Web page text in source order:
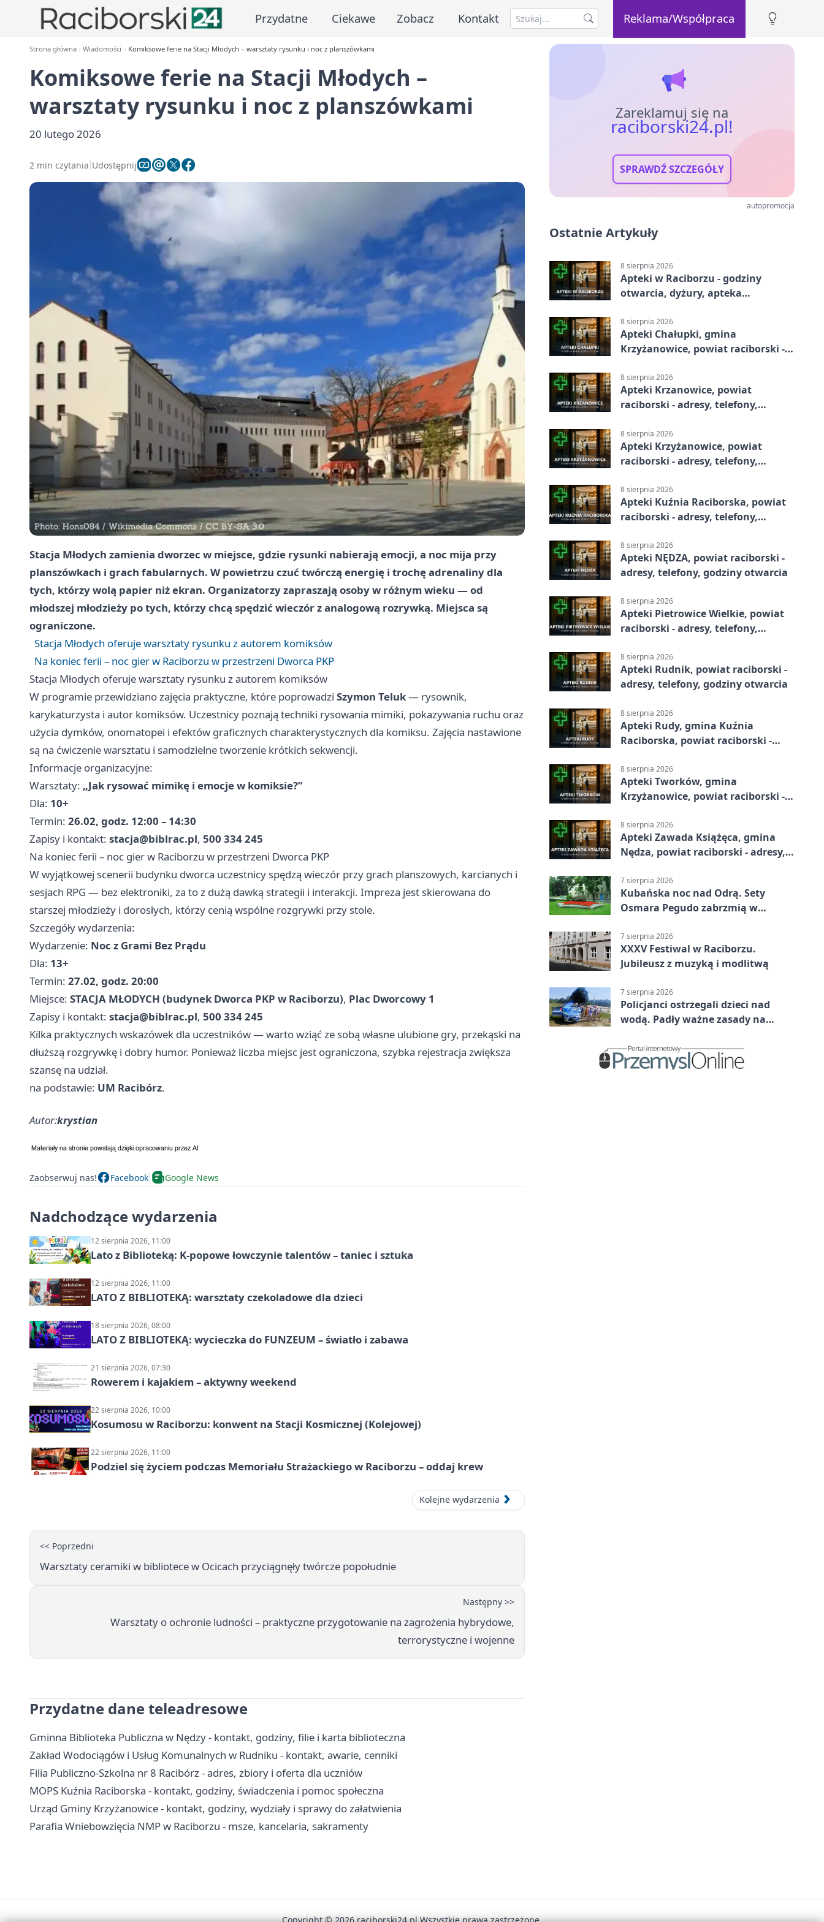
Przydatne Ciekawe Zobacz Kontakt Reklama/Współpraca
Strona główna Wiadomości Komiksowe ferie na Stacji Młodych – warsztaty rysunku i noc z planszówkami
Komiksowe ferie na Stacji Młodych –
warsztaty rysunku i noc z planszówkami
20 lutego 2026
2 min czytania Udostępnij
Stacja Młodych zamienia dworzec w miejsce, gdzie rysunki nabierają emocji, a noc mija przy
planszówkach i grach fabularnych. W powietrzu czuć twórczą energię i trochę adrenaliny dla
tych, którzy wolą papier niż ekran. Organizatorzy zapraszają osoby w różnym wieku — od
młodszej młodzieży po tych, którzy chcą spędzić wieczór z analogową rozrywką. Miejsca są
ograniczone.
Stacja Młodych oferuje warsztaty rysunku z autorem komiksów
Na koniec ferii – noc gier w Raciborzu w przestrzeni Dworca PKP
Stacja Młodych oferuje warsztaty rysunku z autorem komiksów
W programie przewidziano zajęcia praktyczne, które poprowadzi Szymon Teluk— rysownik,
karykaturzysta i autor komiksów. Uczestnicy poznają techniki rysowania mimiki, pokazywania ruchu oraz
użycia dymków, onomatopei i efektów graficznych charakterystycznych dla komiksu. Zajęcia nastawione
są na ćwiczenie warsztatu i samodzielne tworzenie krótkich sekwencji.
Informacje organizacyjne:
Warsztaty: „Jak rysować mimikę i emocje w komiksie?”
Dla: 10+
Termin: 26.02, godz. 12:00 – 14:30
Zapisy i kontakt: stacja@biblrac.pl, 500 334 245
Na koniec ferii – noc gier w Raciborzu w przestrzeni Dworca PKP
W wyjątkowej scenerii budynku dworca uczestnicy spędzą wieczór przy grach planszowych, karcianych i
sesjach RPG — bez elektroniki, za to z dużą dawką strategii i interakcji. Impreza jest skierowana do
starszej młodzieży i dorosłych, którzy cenią wspólne rozgrywki przy stole.
Szczegóły wydarzenia:
Wydarzenie: Noc z Grami Bez Prądu
Dla: 13+
Termin: 27.02, godz. 20:00
Miejsce: STACJA MŁODYCH (budynek Dworca PKP w Raciborzu), Plac Dworcowy 1
Zapisy i kontakt: stacja@biblrac.pl, 500 334 245
Kilka praktycznych wskazówek dla uczestników — warto wziąć ze sobą własne ulubione gry, przekąski na
dłuższą rozgrywkę i dobry humor. Ponieważ liczba miejsc jest ograniczona, szybka rejestracja zwiększa
szansę na udział.
na podstawie: UM Racibórz.
Autor:krystian
Zaobserwuj nas! Facebook Google News
Nadchodzące wydarzenia
12 sierpnia 2026, 11:00
Lato z Biblioteką: K-popowe łowczynie talentów – taniec i sztuka
12 sierpnia 2026, 11:00
LATO Z BIBLIOTEKĄ: warsztaty czekoladowe dla dzieci
18 sierpnia 2026, 08:00
LATO Z BIBLIOTEKĄ: wycieczka do FUNZEUM – światło i zabawa
21 sierpnia 2026, 07:30
Rowerem i kajakiem – aktywny weekend
22 sierpnia 2026, 10:00
Kosumosu w Raciborzu: konwent na Stacji Kosmicznej (Kolejowej)
22 sierpnia 2026, 11:00
Podziel się życiem podczas Memoriału Strażackiego w Raciborzu – oddaj krew
Kolejne wydarzenia
<< Poprzedni
Warsztaty ceramiki w bibliotece w Ocicach przyciągnęły twórcze popołudnie
Następny >>
Warsztaty o ochronie ludności – praktyczne przygotowanie na zagrożenia hybrydowe,
terrorystyczne i wojenne
Przydatne dane teleadresowe
Gminna Biblioteka Publiczna w Nędzy - kontakt, godziny, filie i karta biblioteczna
Zakład Wodociągów i Usług Komunalnych w Rudniku - kontakt, awarie, cenniki
Filia Publiczno-Szkolna nr 8 Racibórz - adres, zbiory i oferta dla uczniów
MOPS Kuźnia Raciborska - kontakt, godziny, świadczenia i pomoc społeczna
Urząd Gminy Krzyżanowice - kontakt, godziny, wydziały i sprawy do załatwienia
Parafia Wniebowzięcia NMP w Raciborzu - msze, kancelaria, sakramenty
Zareklamuj się na
raciborski24.pl!
SPRAWDŹ SZCZEGÓŁY
autopromocja
Ostatnie Artykuły
8 sierpnia 2026
Apteki w Raciborzu - godziny
otwarcia, dyżury, apteka
8 sierpnia 2026
Apteki Chałupki, gmina
Krzyżanowice, powiat raciborski -
8 sierpnia 2026
Apteki Krzanowice, powiat
raciborski - adresy, telefony,
8 sierpnia 2026
Apteki Krzyżanowice, powiat
raciborski - adresy, telefony,
8 sierpnia 2026
Apteki Kuźnia Raciborska, powiat
raciborski - adresy, telefony,
8 sierpnia 2026
Apteki NĘDZA, powiat raciborski -
adresy, telefony, godziny otwarcia
8 sierpnia 2026
Apteki Pietrowice Wielkie, powiat
raciborski - adresy, telefony,
8 sierpnia 2026
Apteki Rudnik, powiat raciborski -
adresy, telefony, godziny otwarcia
8 sierpnia 2026
Apteki Rudy, gmina Kuźnia
Raciborska, powiat raciborski -
8 sierpnia 2026
Apteki Tworków, gmina
Krzyżanowice, powiat raciborski -
8 sierpnia 2026
Apteki Zawada Książęca, gmina
Nędza, powiat raciborski - adresy,
7 sierpnia 2026
Kubańska noc nad Odrą. Sety
Osmara Pegudo zabrzmią w
7 sierpnia 2026
XXXV Festiwal w Raciborzu.
Jubileusz z muzyką i modlitwą
7 sierpnia 2026
Policjanci ostrzegali dzieci nad
wodą. Padły ważne zasady na
Copyright © 2026 raciborski24.pl Wszystkie prawa zastrzeżone.